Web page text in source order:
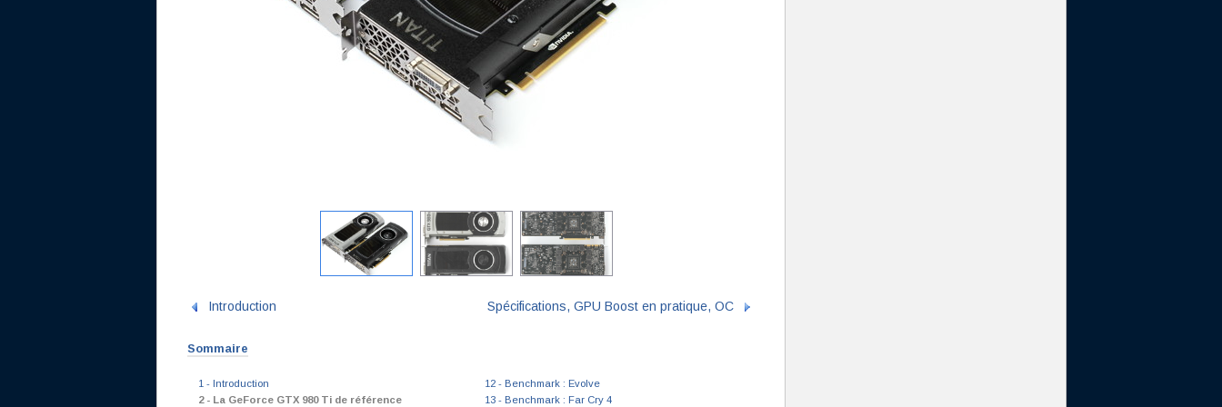
Introduction Spécifications, GPU Boost en pratique, OC
Sommaire
1 - Introduction
2 - La GeForce GTX 980 Ti de référence
12 - Benchmark : Evolve
13 - Benchmark : Far Cry 4